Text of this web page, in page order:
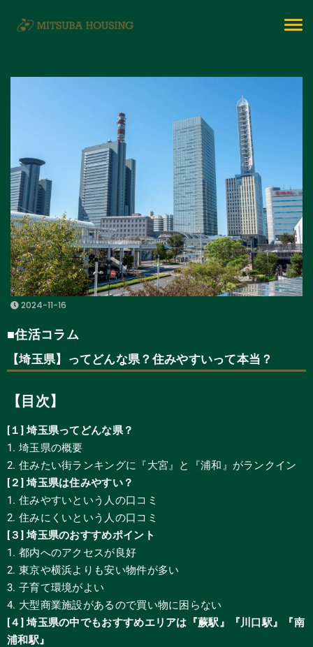
2024-11-16
■住活コラム
【埼玉県】ってどんな県？住みやすいって本当？
【目次】
[１] 埼玉県ってどんな県？
1. 埼玉県の概要
2. 住みたい街ランキングに『大宮』と『浦和』がランクイン
[２] 埼玉県は住みやすい？
1. 住みやすいという人の口コミ
2. 住みにくいという人の口コミ
[３] 埼玉県のおすすめポイン ト
1. 都内へのアクセスが良好
2. 東京や横浜よりも安い物件が多い
3. 子育て環境がよい
4. 大型商業施設があるので買い物に困らない
[４] 埼玉県の中でもおすすめエリアは『蕨駅』『川口駅』『南
浦和駅』